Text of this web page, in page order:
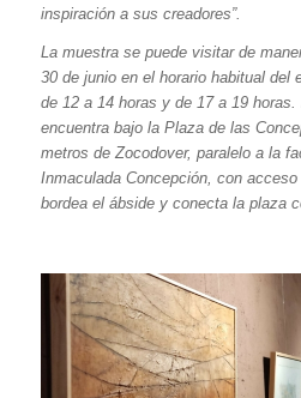
inspiración a sus creadores”.
La muestra se puede visitar de
30 de junio en el horario habitual del
de 12 a 14 horas y de 17 a 19
encuentra bajo la Plaza de las
metros de Zocodover, paralelo a la
Inmaculada Concepción, con
bordea el ábside y conecta la plaza